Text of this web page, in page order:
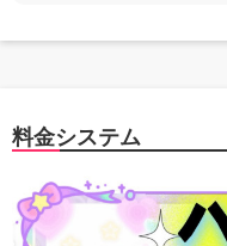
料金システム